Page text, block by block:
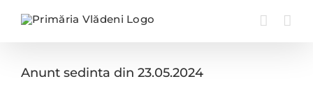
Anunt sedinta din 23.05.2024